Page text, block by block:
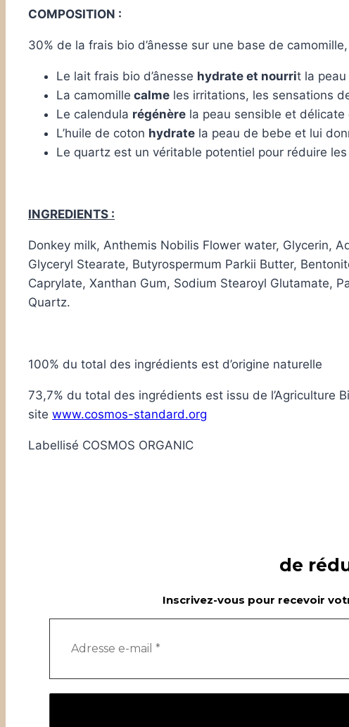
COMPOSITION :
30% de la frais bio d’ânesse sur une base de
Le lait frais bio d’ânesse hydrate et nourrit la
La camomille calme les irritations, les sensations
Le calendula régénère la peau sensible et
L’huile de coton hydrate la peau de bebe et lui
Le quartz est un véritable potentiel pour réduire
INGREDIENTS :
Donkey milk, Anthemis Nobilis Flower water, Glycerin,
Glyceryl Stearate, Butyrospermum Parkii Butter,
Caprylate, Xanthan Gum, Sodium Stearoyl Glutamate,
Quartz.
100% du total des ingrédients est d’origine naturelle
73,7% du total des ingrédients est issu de l’Agriculture
site www.cosmos-standard.org
Labellisé COSMOS ORGANIC
de
Inscrivez-vous pour recevoir